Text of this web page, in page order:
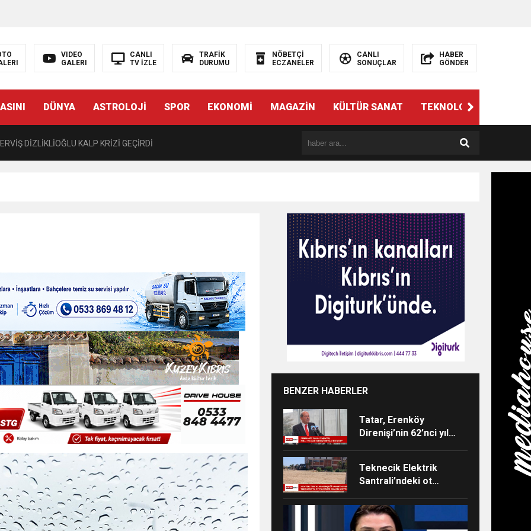
VIDEO
GALERI
CANLI
TV İZLE
TRAFİK
DURUMU
NÖBETÇİ
ECZANELER
CANLI
SONUÇLAR
HABER
GÖNDER
DÜNYA ASTROLOJİ SPOR EKONOMİ MAGAZİN KÜLTÜR SANAT TEKNOLOJİ
HAMİTKÖY BARAJINDA TEC*V*Z İDDİASI
KALDIRILDI!
DİZLİKLİOĞLU KALP KRİZİ GEÇİRDİ
ÖNGÖRÜMÜZ YÜZDE 7.5 İLE 8.5 ARASINDA
sergi açılışında fenalaşarak hastaneye kaldırıldı BENZER HABERLER
Tatar, Erenköy
Direnişi’nin 62’nci yıl
Teknecik Elektrik
Santrali’ndeki ot
Temmuz’dan beri
devam ediyor